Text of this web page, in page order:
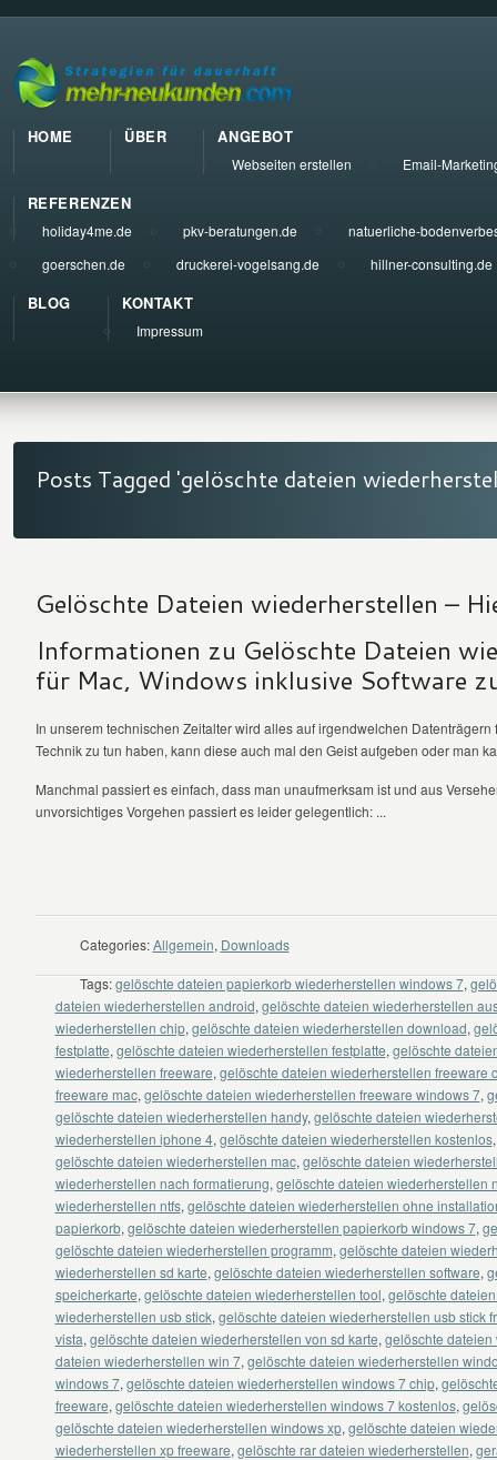
HOME ÜBER ANGEBOT
Webseiten erstellen Email-
REFERENZEN
holiday4me.de pkv-beratungen.de
natuerliche-
goerschen.de
druckerei-vogelsang.de hillner-consulting.de
BLOG KONTAKT
Impressum
Posts Tagged 'gelöschte dateien
Gelöschte Dateien wiederherstellen –
Informationen zu Gelöschte Dateien
für Mac, Windows inklusive Software
In unserem technischen Zeitalter wird alles auf irgendwelchen
Technik zu tun haben, kann diese auch mal den Geist aufgeben oder man
Manchmal passiert es einfach, dass man unaufmerksam ist und aus
unvorsichtiges Vorgehen passiert es leider gelegentlich: ...
Categories: Allgemein, Downloads
Tags: gelöschte dateien papierkorb wiederherstellen windows 7,
dateien wiederherstellen android, gelöschte dateien wiederherstellen
wiederherstellen chip, gelöschte dateien wiederherstellen download,
festplatte, gelöschte dateien wiederherstellen festplatte, gelöschte
wiederherstellen freeware, gelöschte dateien wiederherstellen freeware
freeware mac, gelöschte dateien wiederherstellen freeware windows 7,
gelöschte dateien wiederherstellen handy, gelöschte dateien
wiederherstellen iphone 4, gelöschte dateien wiederherstellen kostenlos
gelöschte dateien wiederherstellen mac, gelöschte dateien
wiederherstellen nach formatierung, gelöschte dateien wiederherstellen
wiederherstellen ntfs, gelöschte dateien wiederherstellen ohne
papierkorb, gelöschte dateien wiederherstellen papierkorb windows 7,
gelöschte dateien wiederherstellen programm, gelöschte dateien
wiederherstellen sd karte, gelöschte dateien wiederherstellen software,
speicherkarte, gelöschte dateien wiederherstellen tool, gelöschte
wiederherstellen usb stick, gelöschte dateien wiederherstellen usb stick
vista, gelöschte dateien wiederherstellen von sd karte, gelöschte
dateien wiederherstellen win 7, gelöschte dateien wiederherstellen
windows 7, gelöschte dateien wiederherstellen windows 7 chip,
freeware, gelöschte dateien wiederherstellen windows 7 kostenlos,
gelöschte dateien wiederherstellen windows xp, gelöschte dateien
wiederherstellen xp freeware, gelöschte rar dateien wiederherstellen,